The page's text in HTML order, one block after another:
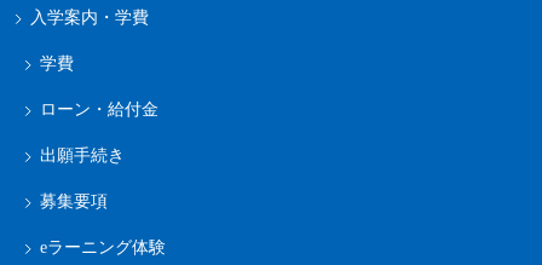
入学案内・学費
学費
ローン・給付金
出願手続き
募集要項
eラーニング体験